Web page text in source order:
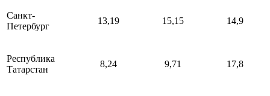
Санкт-
Петербург
13,19 15,15 14,9
Республика
Татарстан
8,24 9,71 17,8